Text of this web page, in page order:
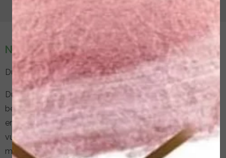
NATUURLIJK & VERANTWOORD
Duurzaamheid is vanzelfsprekend
Duurzaamheid is voor Extenso vanzelfsprekend. Al jaren
beperken wij onze ecologische voetafdruk door natuurlijk
en verantwoord te produceren, onze producten af te
vullen in recyclebare verpakkingen en geen gebruik te
maken van overbodige omverpakkingen die het milieu